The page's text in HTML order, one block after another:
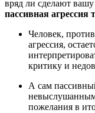
вряд ли сделают
пассивная
Человек,
агрессия,
критику и
А сам
пожелания в